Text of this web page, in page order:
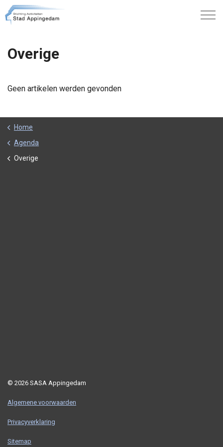
Overige
Geen artikelen werden gevonden
Home
Agenda
Overige
© 2026 SASA Appingedam
Algemene voorwaarden
Privacyverklaring
Sitemap